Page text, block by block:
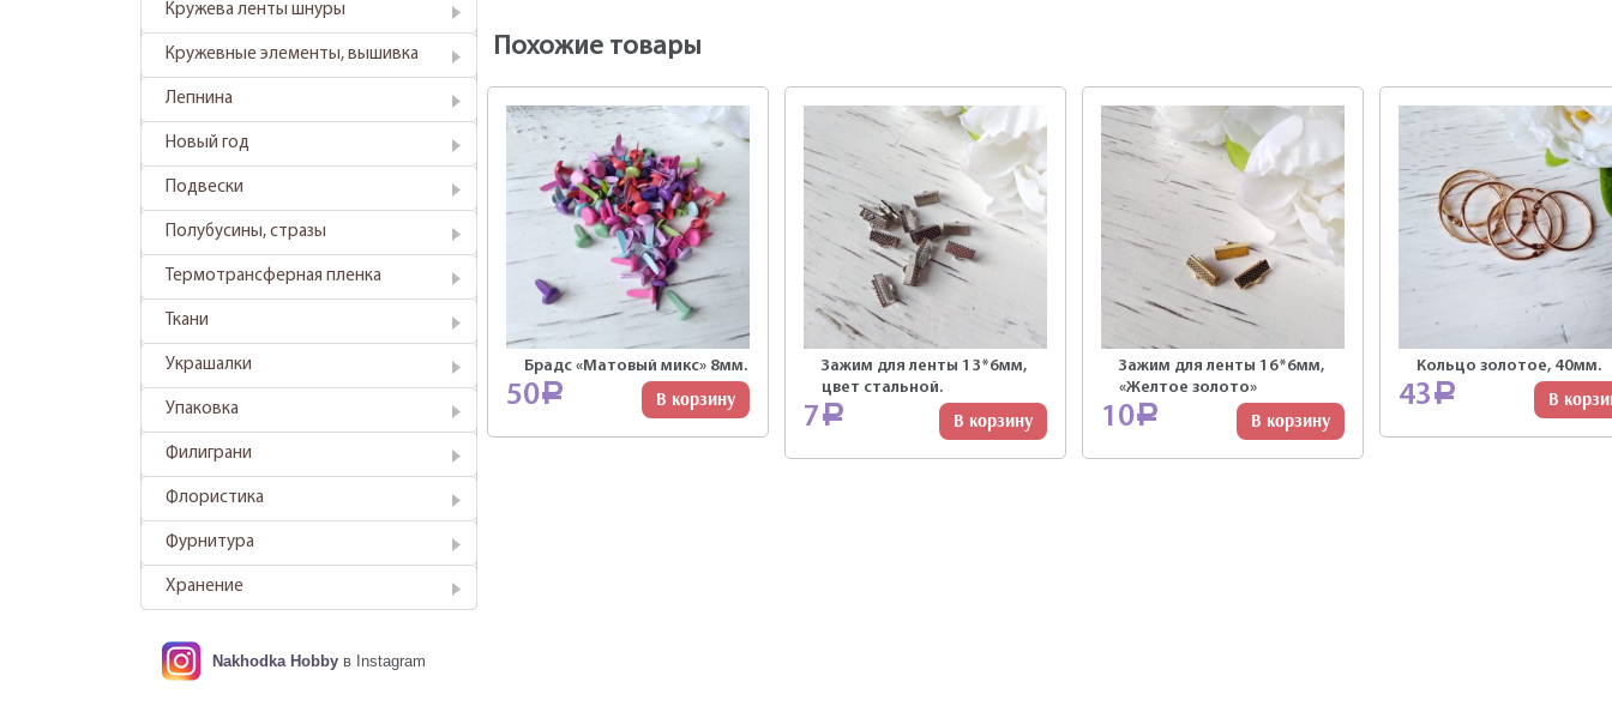
Кружева ленты шнуры
Кружевные элементы, вышивка
Лепнина
Новый год
Подвески
Полубусины, стразы
Термотрансферная пленка
Ткани
Украшалки
Упаковка
Филиграни
Флористика
Фурнитура
Хранение
Nakhodka Hobby в Instagram
Похожие товары
Брадс «Матовый микс» 8мм.
50Р В корзину
Зажим для ленты 13*6мм,
цвет стальной.
7 Р В корзину
Зажим для ленты 16*6мм,
«Желтое золото»
10Р В корзину
Кольцо золотое, 40мм.
43 Р В